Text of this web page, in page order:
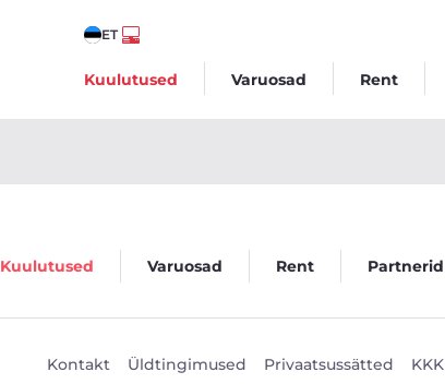
ET
Kuulutused Varuosad Rent
Kuulutused Varuosad Rent Partnerid
Kontakt Üldtingimused Privaatsussätted KKK